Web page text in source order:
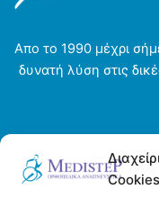
Cookies
Απο το 1990 μέχρι
δυνατή λύση στις